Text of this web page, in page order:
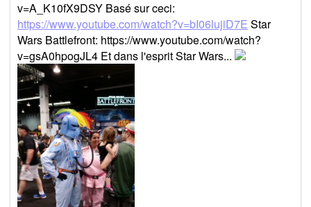
v=A_K10fX9DSY Basé sur ceci:
https://www.youtube.com/watch?v=bI06lujiD7E Star
Wars Battlefront: https://www.youtube.com/watch?
v=gsA0hpogJL4 Et dans l'esprit Star Wars...